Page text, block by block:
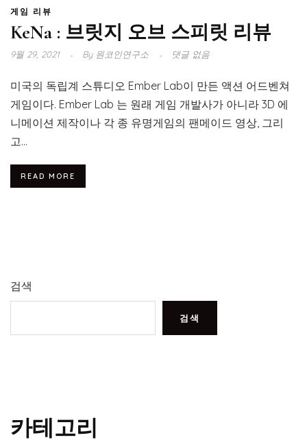
게임 리뷰
KeNa : 브릿지 오브 스피릿 리뷰
9월 29, 2021 By원코인연구소 댓글 없음
미국의 독립계 스튜디오 Ember Lab이 만든 액션 어드벤쳐
게임이다. Ember Lab 는 원래 게임 개발사가 아니라 3D 에
니메이션 제작이나 각 종 유명게임의 팬메이드 영상, 그리
고...
READ MORE
검색
검색
카테고리